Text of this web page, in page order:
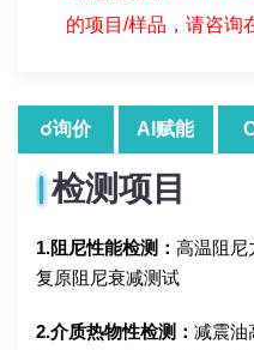
的项目/样品，请咨询
☌询价 AI赋能
检测项目
1.阻尼性能检测： 高温阻尼
复原阻尼衰减测试
2.介质热物性检测： 减震油